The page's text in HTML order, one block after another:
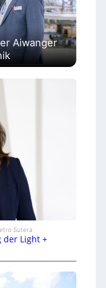
Aiwanger
Sutera
der Light +